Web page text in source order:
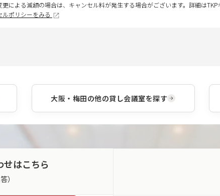
による減額の場合は、キャンセル料が発生する場合がございます。詳細はTKP
ルポリシーをみる
大阪・梅田の他の貸し会議室を探す
せはこちら
）